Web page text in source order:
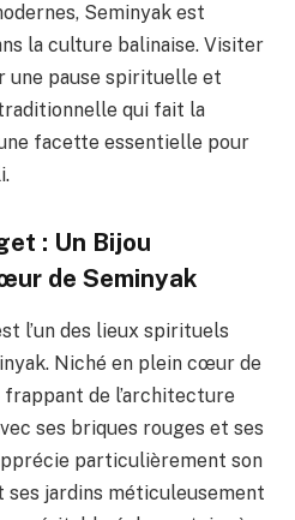
Seminyak est
la culture balinaise. Visiter
une pause spirituelle et
qui fait la
une facette essentielle pour
: Un Bijou
de Seminyak
l’un des lieux spirituels
Niché en plein cœur de
de l’architecture
ses briques rouges et ses
particulièrement son
jardins méticuleusement